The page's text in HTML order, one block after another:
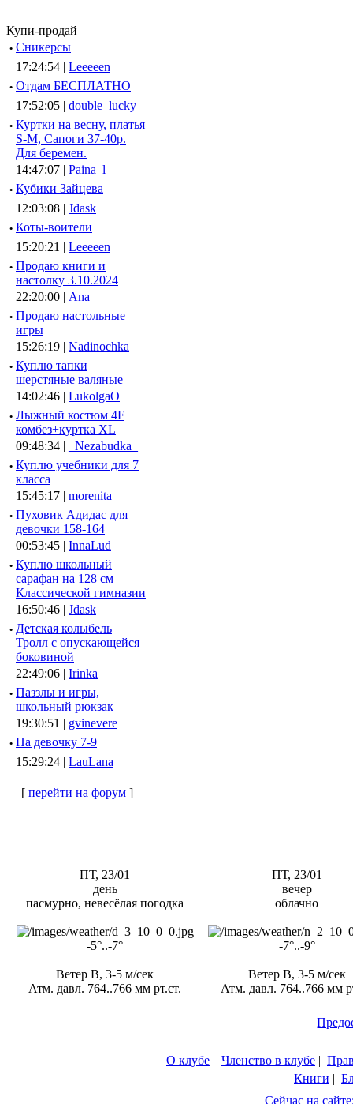
Купи-продай
· Сникерсы
17:24:54 | Leeeeen
· Отдам БЕСПЛАТНО
17:52:05 | double_lucky
· Куртки на весну, платья
S-M, Сапоги 37-40р.
Для беремен.
14:47:07 | Paina_l
· Кубики Зайцева
12:03:08 | Jdask
· Коты-воители
15:20:21 | Leeeeen
· Продаю книги и
настолку 3.10.2024
22:20:00 | Ana
· Продаю настольные
игры
15:26:19 | Nadinochka
· Куплю тапки
шерстяные валяные
14:02:46 | LukolgaO
· Лыжный костюм 4F
комбез+куртка XL
09:48:34 |
_Nezabudka_
· Куплю учебники для 7
класса
15:45:17 | morenita
· Пуховик Адидас для
девочки 158-164
00:53:45 | InnaLud
· Куплю школьный
сарафан на 128 см
Классической гимназии
16:50:46 | Jdask
· Детская колыбель
Тролл с опускающейся
боковиной
22:49:06 | Irinka
· Паззлы и игры,
школьный рюкзак
19:30:51 | gvinevere
· Hа девочку 7-9
15:29:24 | LauLana
[ перейти на форум ]
ПТ, 23/01
день
пасмурно, невесёлая погодка
-5°..-7°
Ветер В, 3-5 м/сек
Атм. давл. 764..766 мм рт.ст.
ПТ, 23/01
вечер
облачно
-7°..-9°
Ветер В, 3-5 м/сек
Атм. давл. 764..766 мм
О клубе | Членство в клубе |
Книги |
Сейчас на